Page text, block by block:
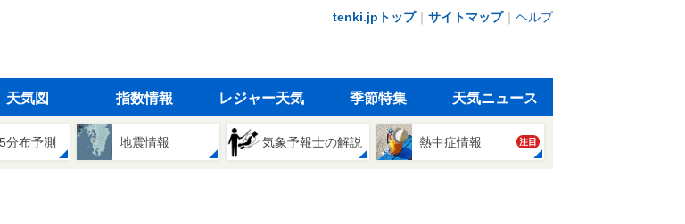
tenki.jpトップ｜ サイトマップ｜ ヘルプ
天気図 指数情報 レジャー天気 季節特集 天気ニュース
分布予測 地震情報 気象予報士の解説 熱中症情報 注目